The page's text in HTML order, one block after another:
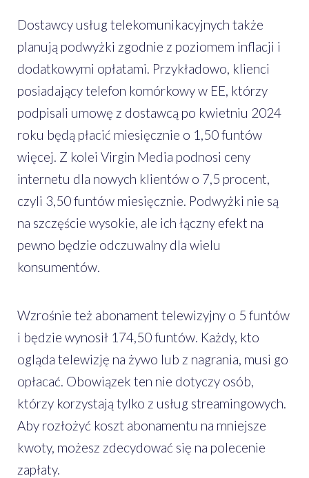
Dostawcy usług telekomunikacyjnych także
planują podwyżki zgodnie z poziomem inflacji i
dodatkowymi opłatami. Przykładowo, klienci
posiadający telefon komórkowy w EE, którzy
podpisali umowę z dostawcą po kwietniu 2024
roku będą płacić miesięcznie o 1,50 funtów
więcej. Z kolei Virgin Media podnosi ceny
internetu dla nowych klientów o 7,5 procent,
czyli 3,50 funtów miesięcznie. Podwyżki nie są
na szczęście wysokie, ale ich łączny efekt na
pewno będzie odczuwalny dla wielu
konsumentów.
Wzrośnie też abonament telewizyjny o 5 funtów
i będzie wynosił 174,50 funtów. Każdy, kto
ogląda telewizję na żywo lub z nagrania, musi go
opłacać. Obowiązek ten nie dotyczy osób,
którzy korzystają tylko z usług streamingowych.
Aby rozłożyć koszt abonamentu na mniejsze
kwoty, możesz zdecydować się na polecenie
zapłaty.